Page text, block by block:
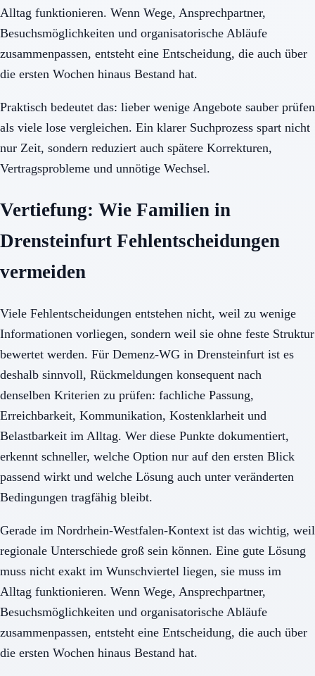
Alltag funktionieren. Wenn Wege, Ansprechpartner,
Besuchsmöglichkeiten und organisatorische Abläufe
zusammenpassen, entsteht eine Entscheidung, die auch über
die ersten Wochen hinaus Bestand hat.
Praktisch bedeutet das: lieber wenige Angebote sauber prüfen
als viele lose vergleichen. Ein klarer Suchprozess spart nicht
nur Zeit, sondern reduziert auch spätere Korrekturen,
Vertragsprobleme und unnötige Wechsel.
Vertiefung: Wie Familien in
Drensteinfurt Fehlentscheidungen
vermeiden
Viele Fehlentscheidungen entstehen nicht, weil zu wenige
Informationen vorliegen, sondern weil sie ohne feste Struktur
bewertet werden. Für Demenz-WG in Drensteinfurt ist es
deshalb sinnvoll, Rückmeldungen konsequent nach
denselben Kriterien zu prüfen: fachliche Passung,
Erreichbarkeit, Kommunikation, Kostenklarheit und
Belastbarkeit im Alltag. Wer diese Punkte dokumentiert,
erkennt schneller, welche Option nur auf den ersten Blick
passend wirkt und welche Lösung auch unter veränderten
Bedingungen tragfähig bleibt.
Gerade im Nordrhein-Westfalen-Kontext ist das wichtig, weil
regionale Unterschiede groß sein können. Eine gute Lösung
muss nicht exakt im Wunschviertel liegen, sie muss im
Alltag funktionieren. Wenn Wege, Ansprechpartner,
Besuchsmöglichkeiten und organisatorische Abläufe
zusammenpassen, entsteht eine Entscheidung, die auch über
die ersten Wochen hinaus Bestand hat.